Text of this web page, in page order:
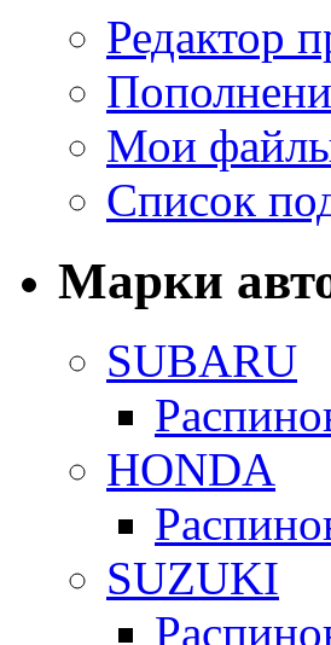
Редактор
Мои
Список
Марки
SUBARU
HONDA
SUZUKI